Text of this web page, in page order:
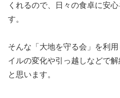
くれるので、日々の食卓に安
す。
そんな「大地を守る会」を利
イルの変化や引っ越しなどで
と思います。